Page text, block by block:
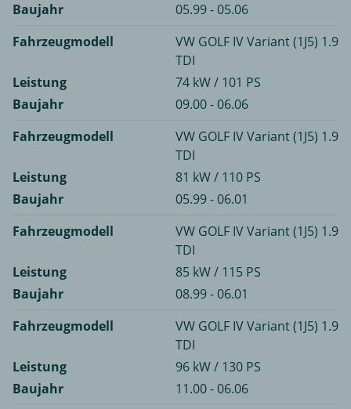
Baujahr
05.99 - 05.06
Fahrzeugmodell
VW GOLF IV Variant (1J5) 1.9
TDI
Leistung
74 kW / 101 PS
Baujahr
09.00 - 06.06
Fahrzeugmodell
VW GOLF IV Variant (1J5) 1.9
TDI
Leistung
81 kW / 110 PS
Baujahr
05.99 - 06.01
Fahrzeugmodell
VW GOLF IV Variant (1J5) 1.9
TDI
Leistung
85 kW / 115 PS
Baujahr
08.99 - 06.01
Fahrzeugmodell
VW GOLF IV Variant (1J5) 1.9
TDI
Leistung
96 kW / 130 PS
Baujahr
11.00 - 06.06